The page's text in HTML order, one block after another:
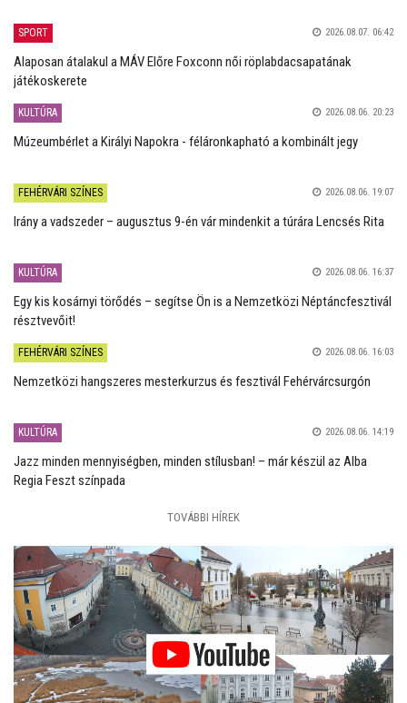
SPORT 2026.08.07. 06:42
Alaposan átalakul a MÁV Előre Foxconn női röplabdacsapatának
játékoskerete
KULTÚRA 2026.08.06. 20:23
Múzeumbérlet a Királyi Napokra - féláronkapható a kombinált jegy
FEHÉRVÁRI SZÍNES 2026.08.06. 19:07
Irány a vadszeder – augusztus 9-én vár mindenkit a túrára Lencsés Rita
KULTÚRA 2026.08.06. 16:37
Egy kis kosárnyi törődés – segítse Ön is a Nemzetközi Néptáncfesztivál
résztvevőit!
FEHÉRVÁRI SZÍNES 2026.08.06. 16:03
Nemzetközi hangszeres mesterkurzus és fesztivál Fehérvárcsurgón
KULTÚRA 2026.08.06. 14:19
Jazz minden mennyiségben, minden stílusban! – már készül az Alba
Regia Feszt színpada
TOVÁBBI HÍREK